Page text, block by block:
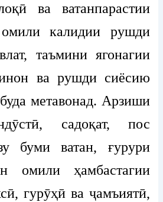
ва ватанпарастии
калидии рушди
таъмини ягонагии
ва рушди сиёсию
метавонад. Арзиши
садоқат, пос
буми ватан, ғурури
омили ҳамбастагии
гурӯҳӣ ва ҷамъиятӣ,